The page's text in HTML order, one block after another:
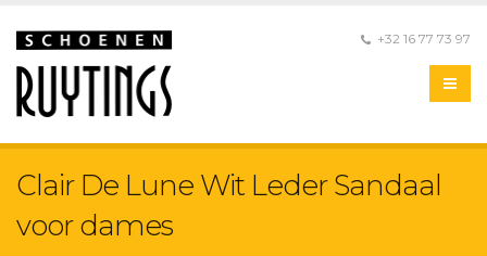
+32 16 77 73 97
Clair De Lune Wit Leder Sandaal
voor dames